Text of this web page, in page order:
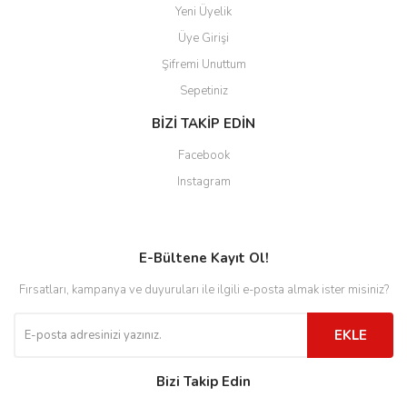
Yeni Üyelik
Üye Girişi
Şifremi Unuttum
Sepetiniz
BİZİ TAKİP EDİN
Facebook
Instagram
E-Bültene Kayıt Ol!
Fırsatları, kampanya ve duyuruları ile ilgili e-posta almak ister misiniz?
EKLE
Bizi Takip Edin